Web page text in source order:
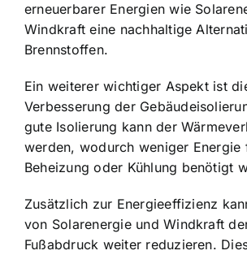
erneuerbarer Energien wie
Windkraft eine nachhaltige
Brennstoffen.
Ein weiterer wichtiger Aspekt ist
Verbesserung der
gute Isolierung kann der
werden, wodurch weniger Energie
Beheizung oder Kühlung benötigt
Zusätzlich zur Energieeffizienz
von Solarenergie und Windkraft
Fußabdruck weiter reduzieren.